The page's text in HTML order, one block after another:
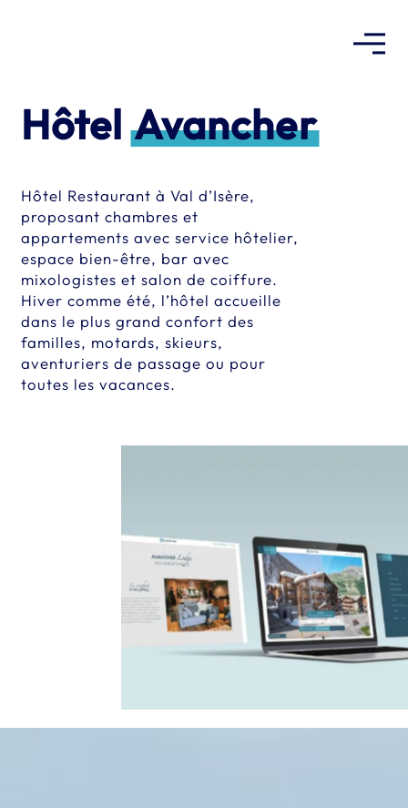
such file or directory in
/home/clients/c61ed59737d6b171fafbf724f2d44392/sites/
on line
Hôtel Avancher
Hôtel Restaurant à Val d’Isère,
proposant chambres et
appartements avec service hôtelier,
espace bien-être, bar avec
mixologistes et salon de coiffure.
Hiver comme été, l’hôtel accueille
dans le plus grand confort des
familles, motards, skieurs,
aventuriers de passage ou pour
toutes les vacances.